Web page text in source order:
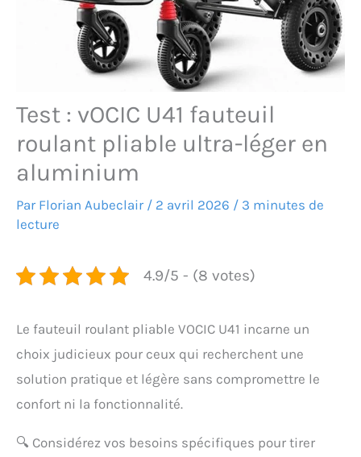
Test : vOCIC U41 fauteuil
roulant pliable ultra-léger en
aluminium
Par Florian Aubeclair / 2 avril 2026 / 3 minutes de
lecture
4.9/5 - (8 votes)
Le fauteuil roulant pliable VOCIC U41 incarne un
choix judicieux pour ceux qui recherchent une
solution pratique et légère sans compromettre le
confort ni la fonctionnalité.
🔍 Considérez vos besoins spécifiques pour tirer